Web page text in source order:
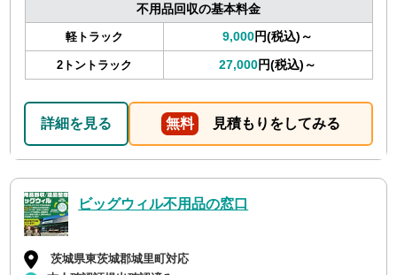
不用品回収の基本料金
軽トラック 9,000円(税込)～
2トントラック 27,000円(税込)～
詳細を見る 無料 見積もりをしてみる
ビッグウィル不用品の窓口
茨城県東茨城郡城里町対応